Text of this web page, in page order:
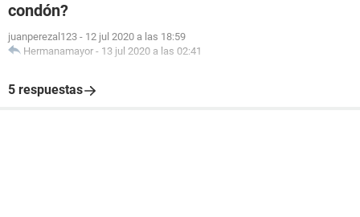
condón?
juanperezal123 - 12 jul 2020 a las 18:59
Hermanamayor - 13 jul 2020 a las 02:41
5 respuestas